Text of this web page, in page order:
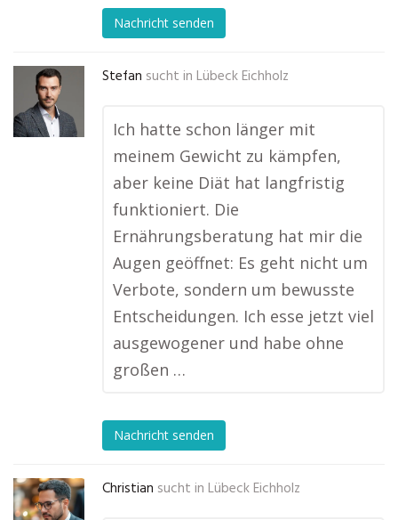
Nachricht senden
Stefan sucht in Lübeck Eichholz
Ich hatte schon länger mit
meinem Gewicht zu kämpfen,
aber keine Diät hat langfristig
funktioniert. Die
Ernährungsberatung hat mir die
Augen geöffnet: Es geht nicht um
Verbote, sondern um bewusste
Entscheidungen. Ich esse jetzt viel
ausgewogener und habe ohne
großen …
Nachricht senden
Christian sucht in Lübeck Eichholz